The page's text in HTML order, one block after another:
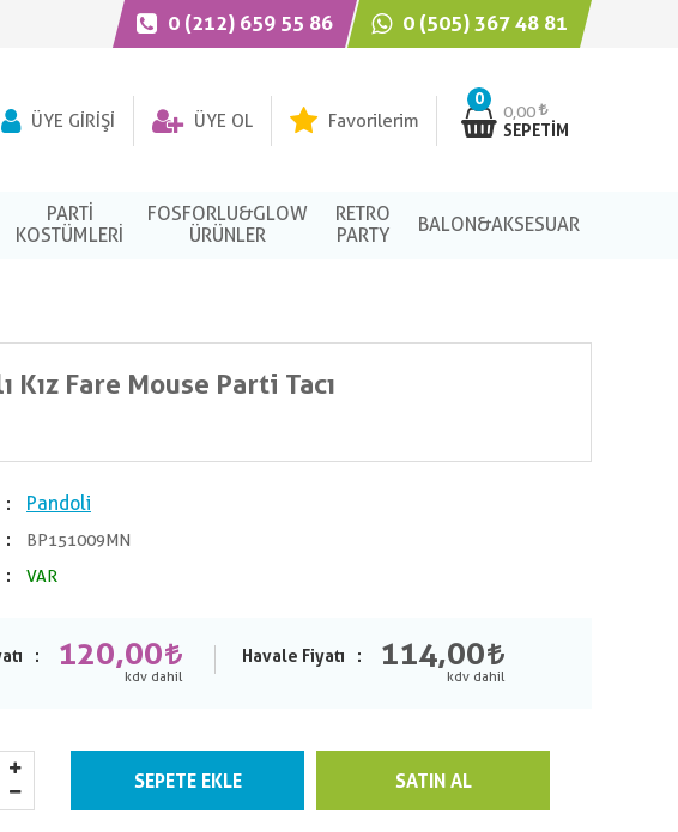
0 (212) 659 55 86 0 (505) 367 48 81
0
0,00
SEPETIM
ÜYE GIRIŞI ÜYE OL Favorilerim
PARTI
KOSTÜMLERI
FOSFORLU&GLOW
ÜRÜNLER
RETRO
PARTY
BALON&AKSESUAR
Kız Fare Mouse Parti Tacı
Pandoli
BP151009MN
VAR
120,00 Havale Fiyatı 114,00
SEPETE EKLE SATIN AL